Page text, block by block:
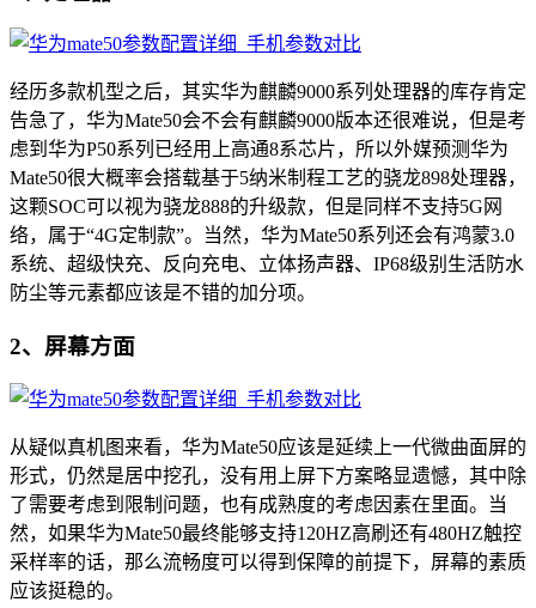
经历多款机型之后，其实华为麒麟9000系列处理器的库存肯定
告急了，华为Mate50会不会有麒麟9000版本还很难说，但是考
虑到华为P50系列已经用上高通8系芯片，所以外媒预测华为
Mate50很大概率会搭载基于5纳米制程工艺的骁龙898处理器，
这颗SOC可以视为骁龙888的升级款，但是同样不支持5G网
络，属于“4G定制款”。当然，华为Mate50系列还会有鸿蒙3.0
系统、超级快充、反向充电、立体扬声器、IP68级别生活防水
防尘等元素都应该是不错的加分项。
2、屏幕方面
从疑似真机图来看，华为Mate50应该是延续上一代微曲面屏的
形式，仍然是居中挖孔，没有用上屏下方案略显遗憾，其中除
了需要考虑到限制问题，也有成熟度的考虑因素在里面。当
然，如果华为Mate50最终能够支持120HZ高刷还有480HZ触控
采样率的话，那么流畅度可以得到保障的前提下，屏幕的素质
应该挺稳的。